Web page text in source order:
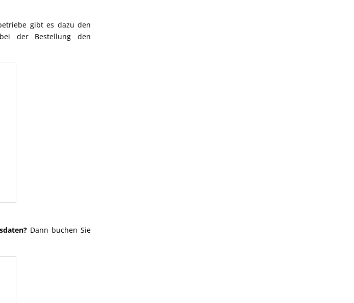
gibt es dazu den
bei der Bestellung den
Dann buchen Sie